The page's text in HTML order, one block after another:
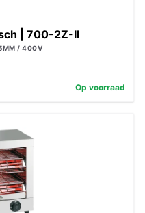
| 700-2Z-II
/ 400V
Op voorraad